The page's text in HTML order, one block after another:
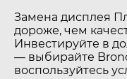
Замена дисплея
дороже, чем
Инвестируйте в
— выбирайте
воспользуйтесь